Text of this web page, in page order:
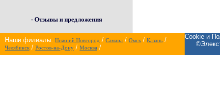
- Отзывы и предложения
Наши филиалы: Нижний Новгород / Самара / Омск/ Казань /
Челябинск/ Ростов-на-Дону / Москва /
Cookie и